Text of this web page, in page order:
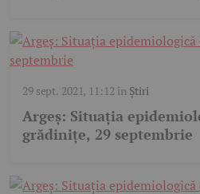
29 sept. 2021, 11:12 în Știri
Argeş: Situaţia
grădiniţe, 29 septembrie